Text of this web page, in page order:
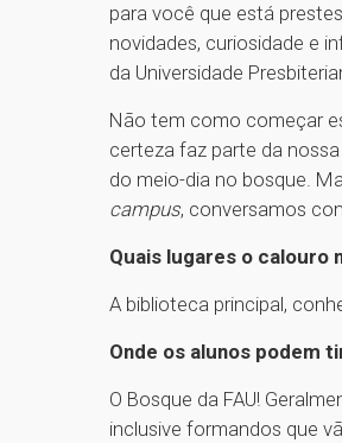
para você que está
novidades, curiosidade e
da Universidade
Não tem como começar
certeza faz parte da
do meio-dia no bosque.
campus, conversamos
Quais lugares o calouro
A biblioteca principal,
Onde os alunos podem
O Bosque da FAU!
inclusive formandos que